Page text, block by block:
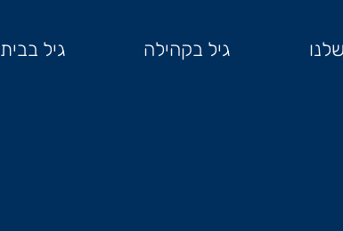
גיל בקהילה גיל בבית